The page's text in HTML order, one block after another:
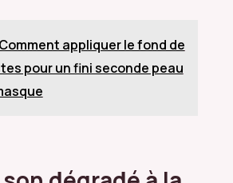
Comment appliquer le fond de
pour un fini seconde peau